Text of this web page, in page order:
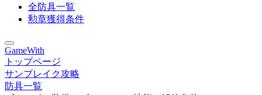
全防具一覧
勲章獲得条件
GameWith
トップページ
サンブレイク攻略
防具一覧